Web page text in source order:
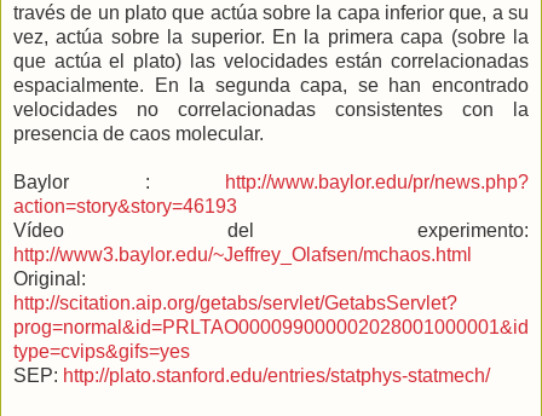
través de un plato que actúa sobre la capa inferior que, a su
vez, actúa sobre la superior. En la primera capa (sobre la
que actúa el plato) las velocidades están correlacionadas
espacialmente. En la segunda capa, se han encontrado
velocidades no correlacionadas consistentes con la
presencia de caos molecular.
Baylor :
http://www.baylor.edu/pr/news.php?
action=story&story=46193
Vídeo del experimento:
http://www3.baylor.edu/~Jeffrey_Olafsen/mchaos.html
Original:
http://scitation.aip.org/getabs/servlet/GetabsServlet?
prog=normal&id=PRLTAO000099000002028001000001&id
type=cvips&gifs=yes
SEP: http://plato.stanford.edu/entries/statphys-statmech/